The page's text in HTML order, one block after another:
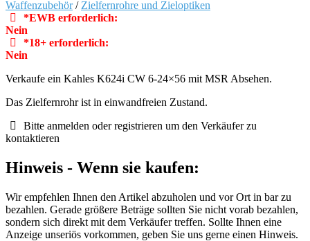
Waffenzubehör/ Zielfernrohre und Zieloptiken
*EWB erforderlich:
Nein
*18+ erforderlich:
Nein
Verkaufe ein Kahles K624i CW 6-24×56 mit MSR Absehen.
Das Zielfernrohr ist in einwandfreien Zustand.
Bitte anmelden oder registrieren um den Verkäufer zu
kontaktieren
Hinweis - Wenn sie kaufen:
Wir empfehlen Ihnen den Artikel abzuholen und vor Ort in bar zu
bezahlen. Gerade größere Beträge sollten Sie nicht vorab bezahlen,
sondern sich direkt mit dem Verkäufer treffen. Sollte Ihnen eine
Anzeige unseriös vorkommen, geben Sie uns gerne einen Hinweis.